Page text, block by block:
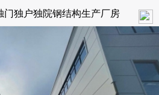
门独户独院钢结构生产厂房